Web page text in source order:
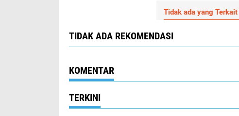
Tidak ada yang Terkait
TIDAK ADA REKOMENDASI
KOMENTAR
TERKINI